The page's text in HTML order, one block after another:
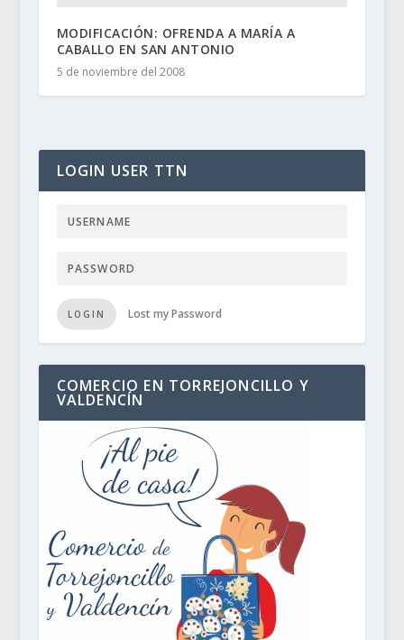
MODIFICACIÓN: OFRENDA A MARÍA A
CABALLO EN SAN ANTONIO
5 de noviembre del 2008
LOGIN USER TTN
LOGIN Lost my Password
COMERCIO EN TORREJONCILLO Y
VALDENCÍN